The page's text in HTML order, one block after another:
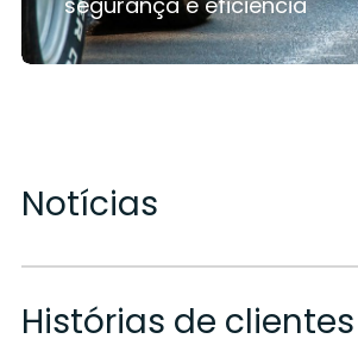
Notícias
Histórias de clientes